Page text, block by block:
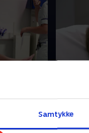
Samtykke
salg
over i
den 84-
til
ned fra
Richard